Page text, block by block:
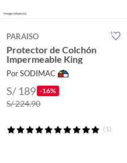
PARAISO
Protector de Colchón
Impermeable King
Por SODIMAC
S/ 189 -16%
S/ 224.90
(1)